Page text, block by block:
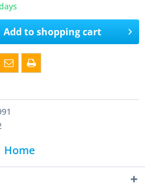
Add toshopping cart
Home